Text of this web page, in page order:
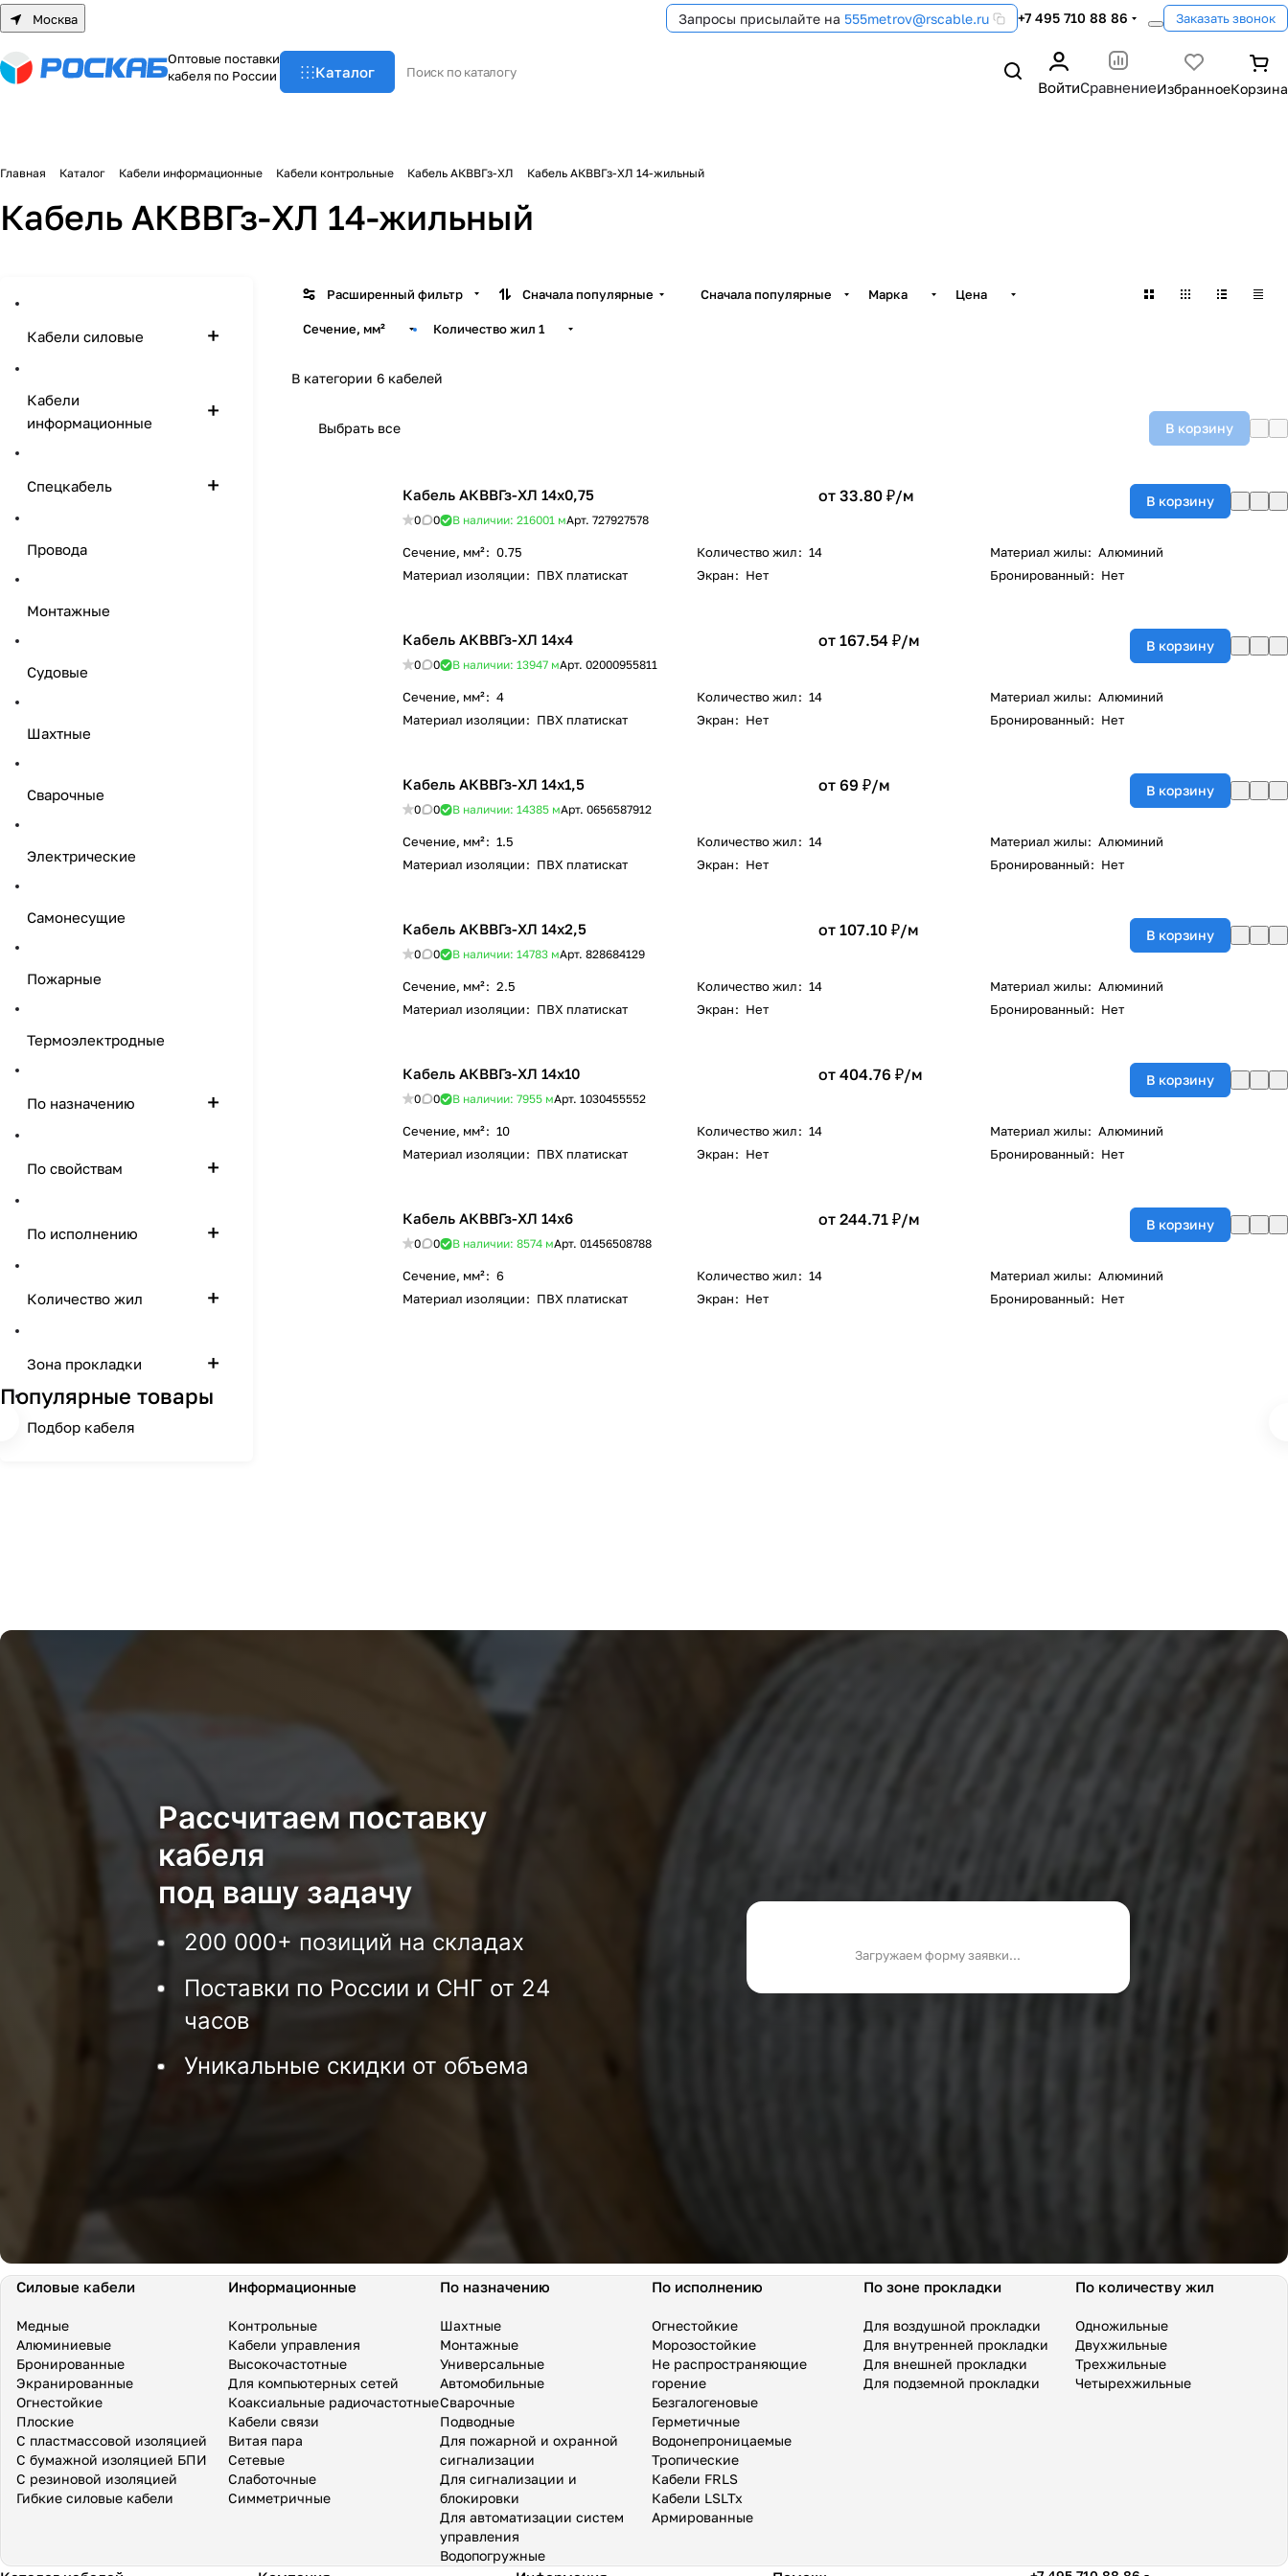
Москва Запросы присылайте на 555metrov@rscable.ru +7 495 710 88 86 Заказать звонок
Оптовые поставки
кабеля по России
Каталог
ВойтиСравнение
Главная Каталог Кабели информационные Кабели контрольные Кабель АКВВГз-ХЛ Кабель АКВВГз-ХЛ 14-жильный
Кабель АКВВГз-ХЛ 14-жильный
Расширенный фильтр Сначала популярные Сначала популярные Марка Цена
Сечение, мм² Количество жил 1
В категории 6 кабелей
Выбрать все В корзину
Кабель АКВВГз-ХЛ 14х0,75
0 0 В наличии: 216001 мАрт. 727927578
от 33.80 ₽/м В корзину
Сечение, мм²: 0.75 Количество жил: 14 Материал жилы: Алюминий
Материал изоляции: ПВХ платискат Экран: Нет Бронированный: Нет
Кабель АКВВГз-ХЛ 14х4
0 0 В наличии: 13947 мАрт. 02000955811
от 167.54 ₽/м В корзину
Сечение, мм²: 4 Количество жил: 14 Материал жилы: Алюминий
Материал изоляции: ПВХ платискат Экран: Нет Бронированный: Нет
Кабель АКВВГз-ХЛ 14х1,5
0 0 В наличии: 14385 мАрт. 0656587912
от 69 ₽/м В корзину
Сечение, мм²: 1.5 Количество жил: 14 Материал жилы: Алюминий
Материал изоляции: ПВХ платискат Экран: Нет Бронированный: Нет
Кабель АКВВГз-ХЛ 14х2,5
0 0 В наличии: 14783 мАрт. 828684129
от 107.10 ₽/м В корзину
Сечение, мм²: 2.5 Количество жил: 14 Материал жилы: Алюминий
Материал изоляции: ПВХ платискат Экран: Нет Бронированный: Нет
Кабель АКВВГз-ХЛ 14х10
0 0 В наличии: 7955 мАрт. 1030455552
от 404.76 ₽/м В корзину
Сечение, мм²: 10 Количество жил: 14 Материал жилы: Алюминий
Материал изоляции: ПВХ платискат Экран: Нет Бронированный: Нет
Кабель АКВВГз-ХЛ 14х6
0 0 В наличии: 8574 мАрт. 01456508788
от 244.71 ₽/м В корзину
Сечение, мм²: 6 Количество жил: 14 Материал жилы: Алюминий
Материал изоляции: ПВХ платискат Экран: Нет Бронированный: Нет
Популярные товары
Кабели силовые
Кабели
информационные
Спецкабель
Провода
Монтажные
Судовые
Шахтные
Сварочные
Электрические
Самонесущие
Пожарные
Термоэлектродные
По назначению
По свойствам
По исполнению
Количество жил
Зона прокладки
Подбор кабеля
Рассчитаем поставку
кабеля
под вашу задачу
200 000+ позиций на складах
Поставки по России и СНГ от 24
часов
Уникальные скидки от объема
Загружаем форму заявки...
Силовые кабели
Медные
Алюминиевые
Бронированные
Экранированные
Огнестойкие
Плоские
С пластмассовой изоляцией
С бумажной изоляцией БПИ
С резиновой изоляцией
Гибкие силовые кабели
Информационные
Контрольные
Кабели управления
Высокочастотные
Для компьютерных сетей
Коаксиальные радиочастотные
Кабели связи
Витая пара
Сетевые
Слаботочные
Симметричные
По назначению
Шахтные
Монтажные
Универсальные
Автомобильные
Сварочные
Подводные
Для пожарной и охранной
сигнализации
Для сигнализации и
блокировки
Для автоматизации систем
управления
Водопогружные
По исполнению
Огнестойкие
Морозостойкие
Не распространяющие
горение
Безгалогеновые
Герметичные
Водонепроницаемые
Тропические
Кабели FRLS
Кабели LSLTx
Армированные
По зоне прокладки
Для воздушной прокладки
Для внутренней прокладки
Для внешней прокладки
Для подземной прокладки
По количеству жил
Одножильные
Двухжильные
Трехжильные
Четырехжильные